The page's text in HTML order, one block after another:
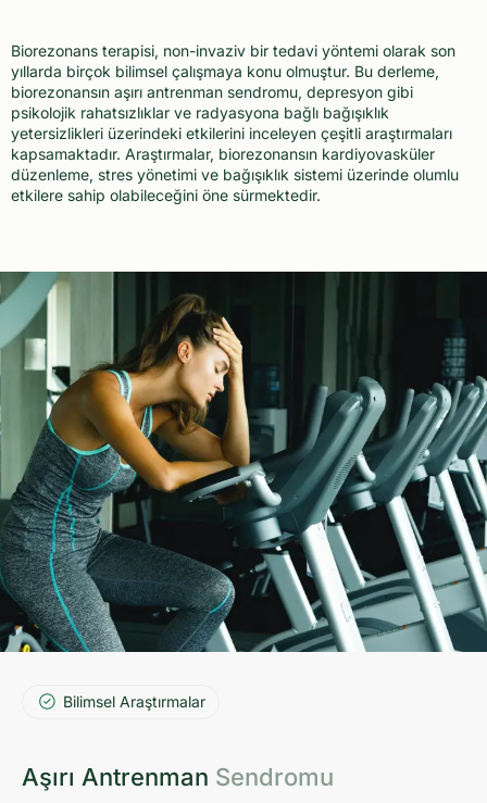
Biorezonans terapisi, non-invaziv bir tedavi yöntemi olarak son
yıllarda birçok bilimsel çalışmaya konu olmuştur. Bu derleme,
biorezonansın aşırı antrenman sendromu, depresyon gibi
psikolojik rahatsızlıklar ve radyasyona bağlı bağışıklık
yetersizlikleri üzerindeki etkilerini inceleyen çeşitli araştırmaları
kapsamaktadır. Araştırmalar, biorezonansın kardiyovasküler
düzenleme, stres yönetimi ve bağışıklık sistemi üzerinde olumlu
etkilere sahip olabileceğini öne sürmektedir.
Bilimsel Araştırmalar
Aşırı Antrenman Sendromu